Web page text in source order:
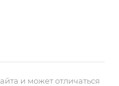
и может отличаться